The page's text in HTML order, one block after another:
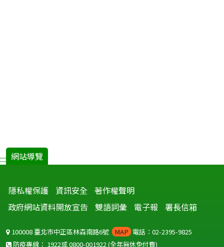
::: 網站導覽
隱私權保護 資訊安全 著作權聲明
政府網站資料開放宣告
雙語詞彙 電子報 署長信箱
100008 臺北市中正區林森南路6號 MAP 電話：02-2395-9825
防疫專線： 1922或0800-001922(全年無休免付費)